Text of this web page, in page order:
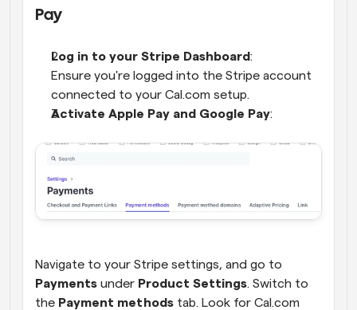
Pay
Log in to your Stripe Dashboard:
Ensure you're logged into the Stripe account
connected to your Cal.com setup.
Activate Apple Pay and Google Pay:
Payments under Product Settings. Switch to
the Payment methods tab. Look for Cal.com